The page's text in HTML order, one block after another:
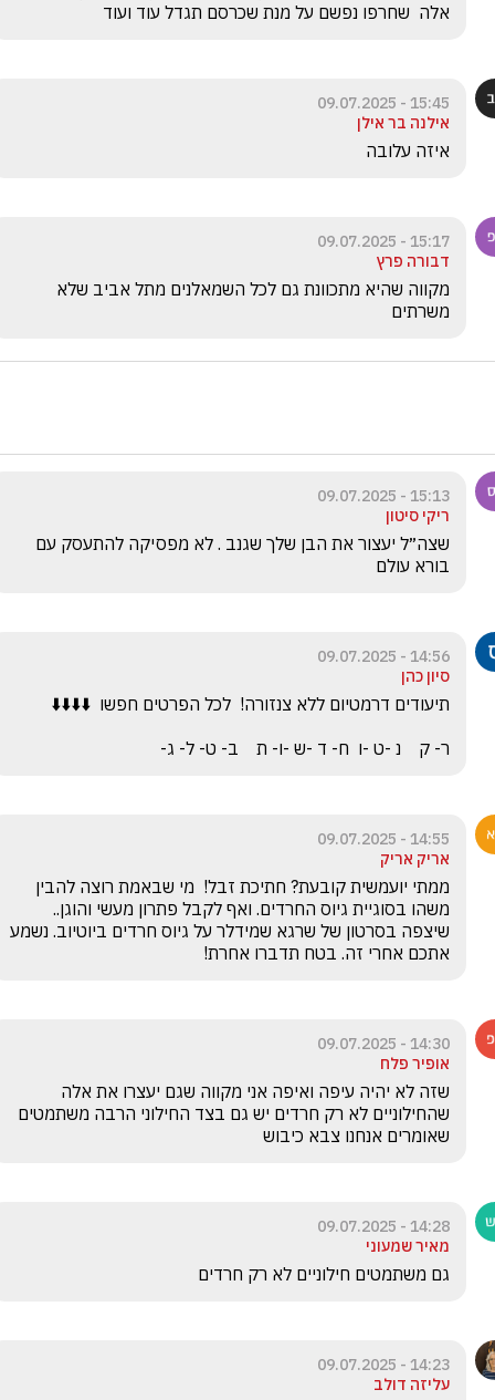
אלה  שחרפו נפשם על מנת שכרסם תגדל עוד ועוד
15:45 - 09.07.2025
אילנה בר אילן
איזה עלובה
15:17 - 09.07.2025
דבורה פרץ
משרתים
15:13 - 09.07.2025
ריקי סיטון
בורא עולם
14:56 - 09.07.2025
סיון כהן
ר- ק    נ -ט -ו  ח- ד -ש -ו- ת    ב- ט- ל- ג-
14:55 - 09.07.2025
אריק אריק
אתכם אחרי זה. בטח תדברו אחרת!
14:30 - 09.07.2025
אופיר פלח
שאומרים אנחנו צבא כיבוש
14:28 - 09.07.2025
מאיר שמעוני
גם משתמטים חילוניים לא רק חרדים
14:23 - 09.07.2025
עליזה דולב